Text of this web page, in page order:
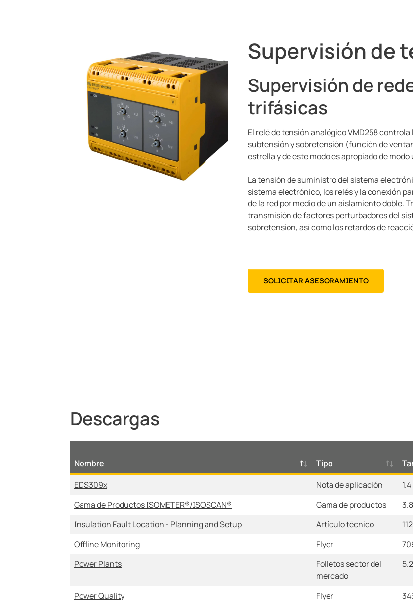
Supervisión de
Supervisión de
trifásicas
El relé de tensión analógico VMD258
subtensión y sobretensión (función de
estrella y de este modo es apropiado de
La tensión de suministro del sistema
sistema electrónico, los relés y la conexión
de la red por medio de un aislamiento doble.
transmisión de factores perturbadores del
sobretensión, así como los retardos de
SOLICITAR ASESORAMIENTO
Descargas
Nombre Tipo
EDS309x
Nota de aplicación
Gama de Productos ISOMETER®/ISOSCAN®
Gama de productos
Insulation Fault Location - Planning and Setup
Artículo técnico
Offline Monitoring
Flyer
Power Plants
Folletos sector del
mercado
Power Quality Flyer